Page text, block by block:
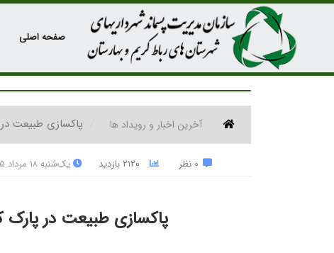
صفحه اصلی
آخرین اخبار و رویداد ها پاکسازی طبیعت
یک‌شنبه ۱۸ مرداد ۱۴۰۵
پاکسازی طبیعت در